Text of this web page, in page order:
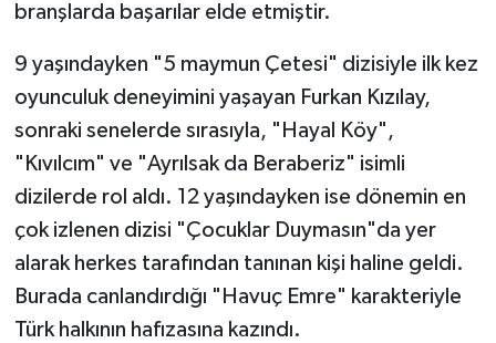
branşlarda başarılar elde etmiştir.
9 yaşındayken "5 maymun Çetesi" dizisiyle ilk kez
oyunculuk deneyimini yaşayan Furkan Kızılay,
sonraki senelerde sırasıyla, "Hayal Köy",
"Kıvılcım" ve "Ayrılsak da Beraberiz" isimli
dizilerde rol aldı. 12 yaşındayken ise dönemin en
çok izlenen dizisi "Çocuklar Duymasın"da yer
alarak herkes tarafından tanınan kişi haline geldi.
Burada canlandırdığı "Havuç Emre" karakteriyle
Türk halkının hafızasına kazındı.